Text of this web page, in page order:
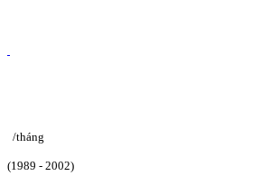
/tháng
(1989 - 2002)